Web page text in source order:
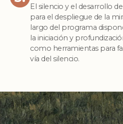
El silencio y el desarrollo
para el despliegue de la
largo del programa
la iniciación y
como herramientas para
vía del silencio.